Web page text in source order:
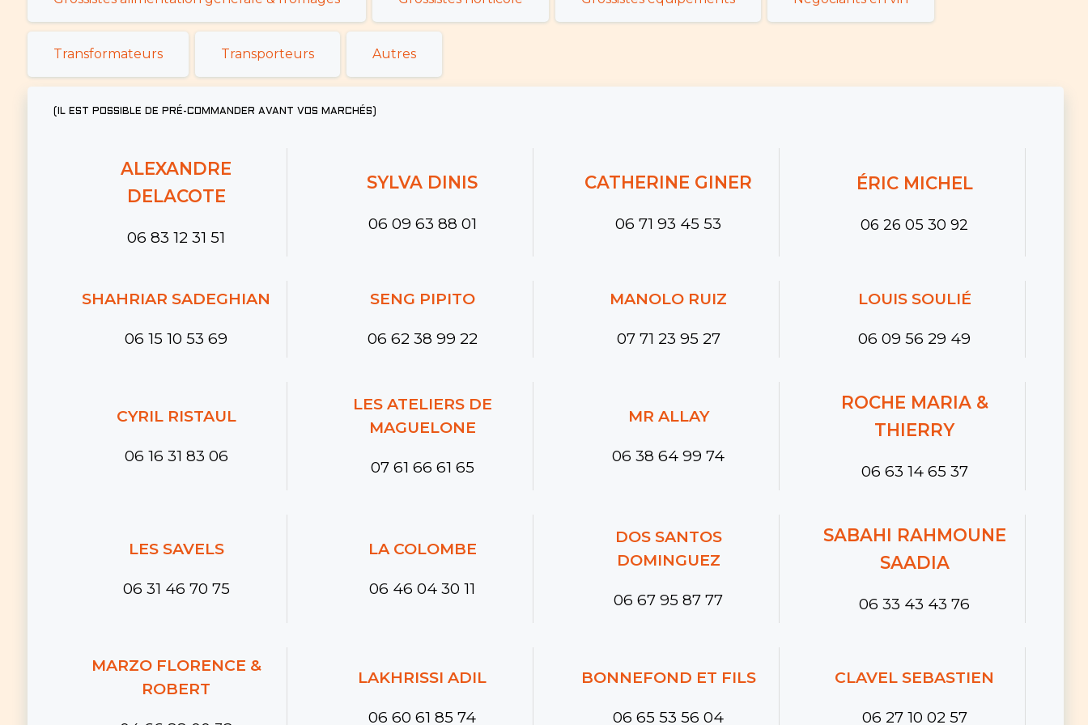
Transformateurs Transporteurs Autres
(IL EST POSSIBLE DE PRÉ-COMMANDER AVANT VOS MARCHÉS)
ALEXANDRE
DELACOTE
06 83 12 31 51
SYLVA DINIS
06 09 63 88 01
CATHERINE GINER
06 71 93 45 53
ÉRIC MICHEL
06 26 05 30 92
SHAHRIAR SADEGHIAN
06 15 10 53 69
SENG PIPITO
06 62 38 99 22
MANOLO RUIZ
07 71 23 95 27
LOUIS SOULIÉ
06 09 56 29 49
CYRIL RISTAUL
06 16 31 83 06
LES ATELIERS DE
MAGUELONE
07 61 66 61 65
MR ALLAY
06 38 64 99 74
ROCHE MARIA &
THIERRY
06 63 14 65 37
LES SAVELS
06 31 46 70 75
LA COLOMBE
06 46 04 30 11
DOS SANTOS
DOMINGUEZ
06 67 95 87 77
SABAHI RAHMOUNE
SAADIA
06 33 43 43 76
MARZO FLORENCE &
ROBERT
LAKHRISSI ADIL
06 60 61 85 74
BONNEFOND ET FILS
06 65 53 56 04
CLAVEL SEBASTIEN
06 27 10 02 57